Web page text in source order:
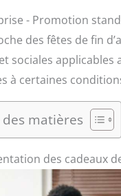
des fêtes de fin
sociales applicables
à certaines
matières
des cadeaux